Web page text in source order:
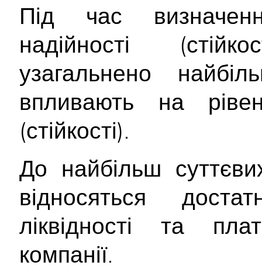
Під час
надійності
узагальнено
впливають на
(стійкості).
До найбільш
відносяться
ліквідності та
компанії.